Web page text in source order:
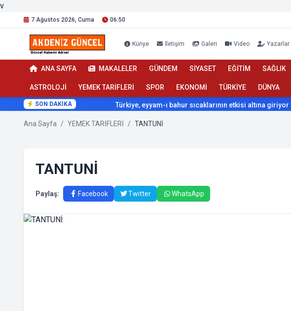
v
7 Ağustos 2026, Cuma 06:50
Künye İletişim Galeri Video Yazarlar
ANA SAYFA MAKALELER GÜNDEM SİYASET EĞİTİM SAĞLIK
ASTROLOJİ YEMEK TARİFLERİ SPOR EKONOMİ TÜRKİYE DÜNYA
SON DAKİKA Türkiye, eyyam-ı bahur sıcaklarının etkisi altına giriyor
Ana Sayfa / YEMEK TARİFLERİ / TANTUNİ
TANTUNİ
Paylaş: Facebook Twitter WhatsApp